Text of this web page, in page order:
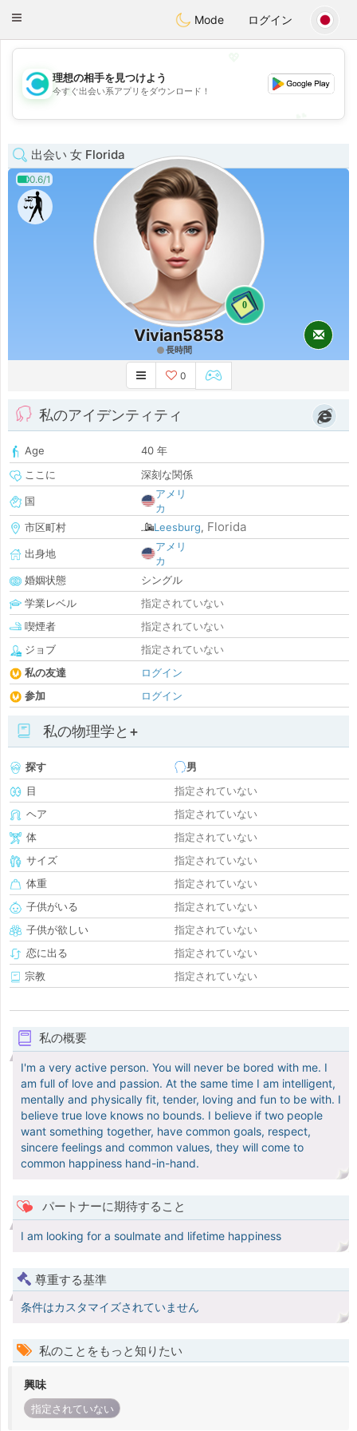
olombiaCitas
Toggle
Mode ログイン
💖
💕
理想の相手を見つけよう
今すぐ出会い系アプリをダウンロード！
出会い 女 Florida
0.6/1
0
Vivian5858
長時間
0
私のアイデンティティ
Age
40 年
ここに
深刻な関係
国
アメリ
カ
市区町村
Leesburg, Florida
出身地
アメリ
カ
婚姻状態
シングル
学業レベル
指定されていない
喫煙者
指定されていない
ジョブ
指定されていない
私の友達
ログイン
参加
ログイン
私の物理学と+
探す
男
目
指定されていない
ヘア
指定されていない
体
指定されていない
サイズ
指定されていない
体重
指定されていない
子供がいる
指定されていない
子供が欲しい
指定されていない
恋に出る
指定されていない
宗教
指定されていない
私の概要
I'm a very active person. You will never be bored with me. I
am full of love and passion. At the same time I am intelligent,
mentally and physically fit, tender, loving and fun to be with. I
believe true love knows no bounds. I believe if two people
want something together, have common goals, respect,
sincere feelings and common values, they will come to
common happiness hand-in-hand.
パートナーに期待すること
I am looking for a soulmate and lifetime happiness
尊重する基準
条件はカスタマイズされていません
私のことをもっと知りたい
興味
指定されていない